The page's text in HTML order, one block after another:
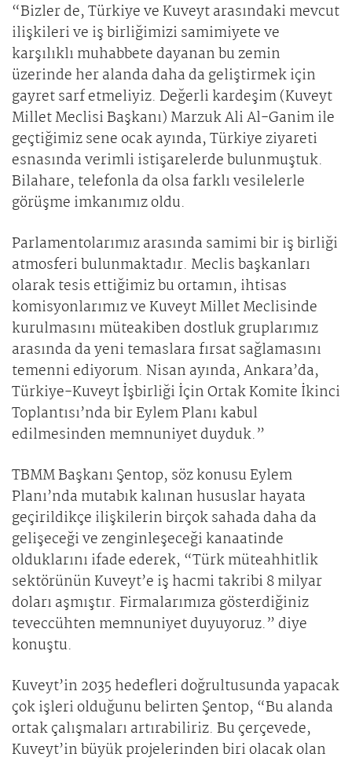
“Bizler de, Türkiye ve Kuveyt arasındaki mevcut
ilişkileri ve iş birliğimizi samimiyete ve
karşılıklı muhabbete dayanan bu zemin
üzerinde her alanda daha da geliştirmek için
gayret sarf etmeliyiz. Değerli kardeşim (Kuveyt
Millet Meclisi Başkanı) Marzuk Ali Al-Ganim ile
geçtiğimiz sene ocak ayında, Türkiye ziyareti
esnasında verimli istişarelerde bulunmuştuk.
Bilahare, telefonla da olsa farklı vesilelerle
görüşme imkanımız oldu.
Parlamentolarımız arasında samimi bir iş birliği
atmosferi bulunmaktadır. Meclis başkanları
olarak tesis ettiğimiz bu ortamın, ihtisas
komisyonlarımız ve Kuveyt Millet Meclisinde
kurulmasını müteakiben dostluk gruplarımız
arasında da yeni temaslara fırsat sağlamasını
temenni ediyorum. Nisan ayında, Ankara’da,
Türkiye-Kuveyt İşbirliği İçin Ortak Komite İkinci
Toplantısı’nda bir Eylem Planı kabul
edilmesinden memnuniyet duyduk.”
TBMM Başkanı Şentop, söz konusu Eylem
Planı’nda mutabık kalınan hususlar hayata
geçirildikçe ilişkilerin birçok sahada daha da
gelişeceği ve zenginleşeceği kanaatinde
olduklarını ifade ederek, “Türk müteahhitlik
sektörünün Kuveyt’e iş hacmi takribi 8 milyar
doları aşmıştır. Firmalarımıza gösterdiğiniz
teveccühten memnuniyet duyuyoruz.” diye
konuştu.
Kuveyt’in 2035 hedefleri doğrultusunda yapacak
çok işleri olduğunu belirten Şentop, “Bu alanda
ortak çalışmaları artırabiliriz. Bu çerçevede,
Kuveyt’in büyük projelerinden biri olacak olan